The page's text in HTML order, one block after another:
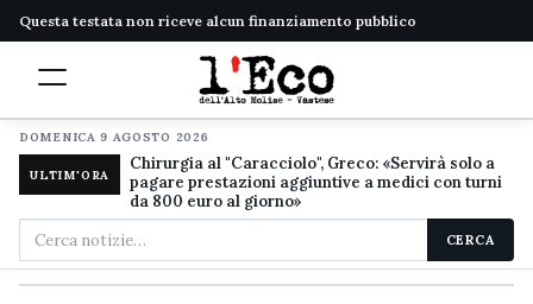
Questa testata non riceve alcun finanziamento pubblico
DOMENICA 9 AGOSTO 2026
ULTIM'ORA
Chirurgia al "Caracciolo", Greco: «Servirà solo a
pagare prestazioni aggiuntive a medici con turni
da 800 euro al giorno»
Cerca
nel
sito
CERCA